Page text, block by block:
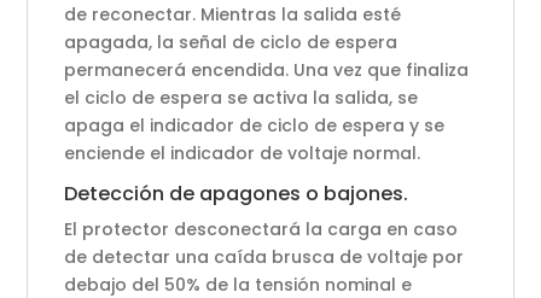
de reconectar. Mientras la salida esté
apagada, la señal de ciclo de espera
permanecerá encendida. Una vez que finaliza
el ciclo de espera se activa la salida, se
apaga el indicador de ciclo de espera y se
enciende el indicador de voltaje normal.
Detección de apagones o bajones.
El protector desconectará la carga en caso
de detectar una caída brusca de voltaje por
debajo del 50% de la tensión nominal e